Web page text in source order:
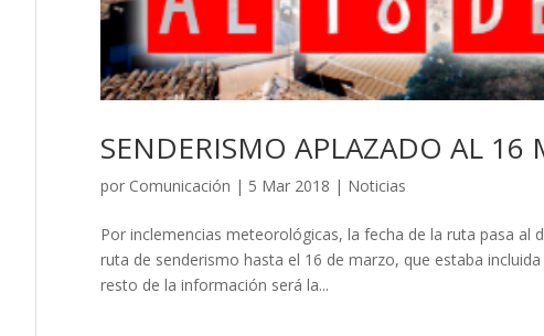
SENDERISMO APLAZADO AL 16
por Comunicación | 5 Mar 2018 | Noticias
Por inclemencias meteorológicas, la fecha de la ruta pasa
ruta de senderismo hasta el 16 de marzo, que estaba
resto de la información será la...